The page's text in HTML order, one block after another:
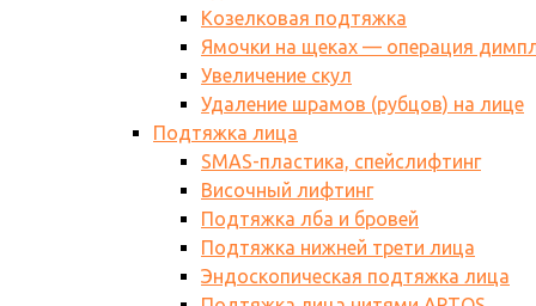
Козелковая подтяжка
Ямочки на щеках — операция
Увеличение скул
Удаление шрамов (рубцов) на лице
Подтяжка лица
SMAS-пластика, спейслифтинг
Височный лифтинг
Подтяжка лба и бровей
Подтяжка нижней трети лица
Эндоскопическая подтяжка лица